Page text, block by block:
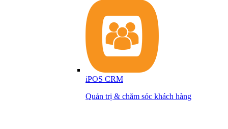
iPOS CRM
Quản trị & chăm sóc khách hàng